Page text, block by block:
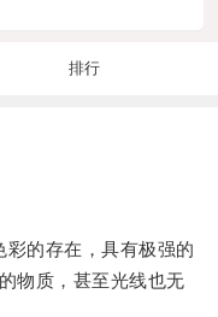
排行
的存在，具有极强的
物质，甚至光线也无